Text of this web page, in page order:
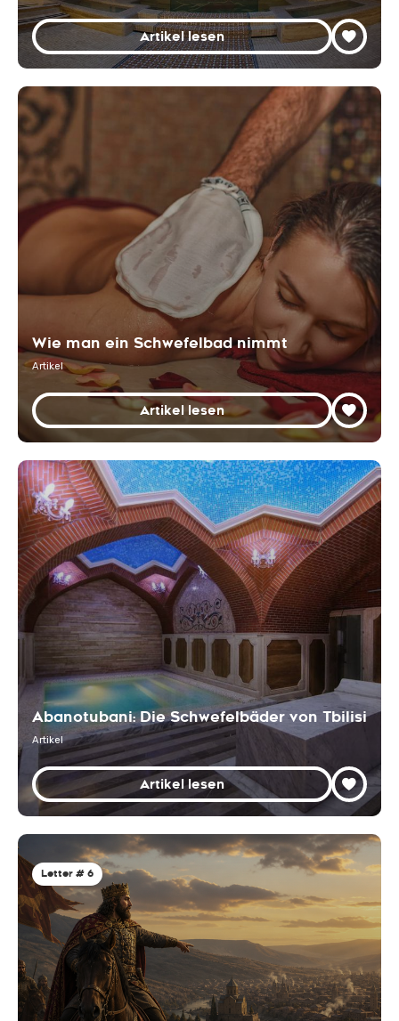
Artikel lesen
Wie man ein Schwefelbad nimmt
Artikel
Artikel lesen
Abanotubani: Die Schwefelbäder von Tbilisi
Artikel
Artikel lesen
Letter # 6